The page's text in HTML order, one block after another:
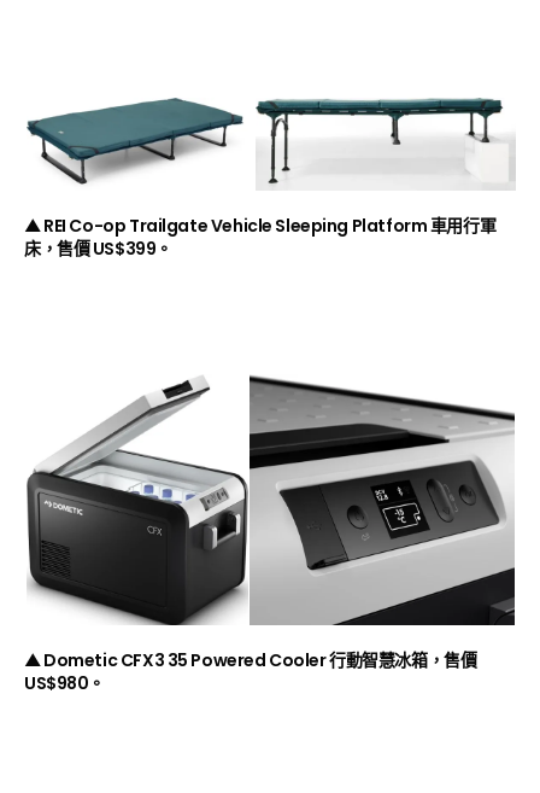
▲ REI Co-op Trailgate Vehicle Sleeping Platform 車用行軍
床，售價 US$399。
▲ Dometic CFX3 35 Powered Cooler 行動智慧冰箱，售價
US$980。